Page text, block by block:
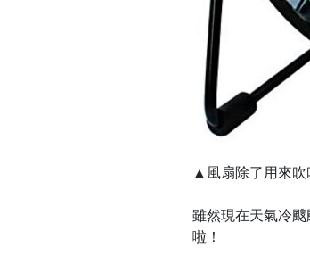
▲風扇除了用來吹
雖然現在天氣冷
啦！